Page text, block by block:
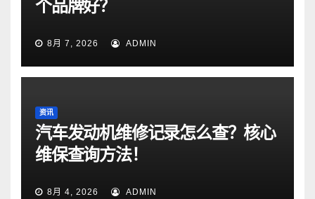
个品牌好？
8月 7, 2026 ADMIN
资讯
汽车发动机维修记录怎么查？核心
维保查询方法！
8月 4, 2026 ADMIN